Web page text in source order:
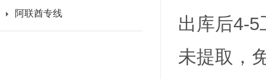
阿联酋专线
出库后4-
未提取，